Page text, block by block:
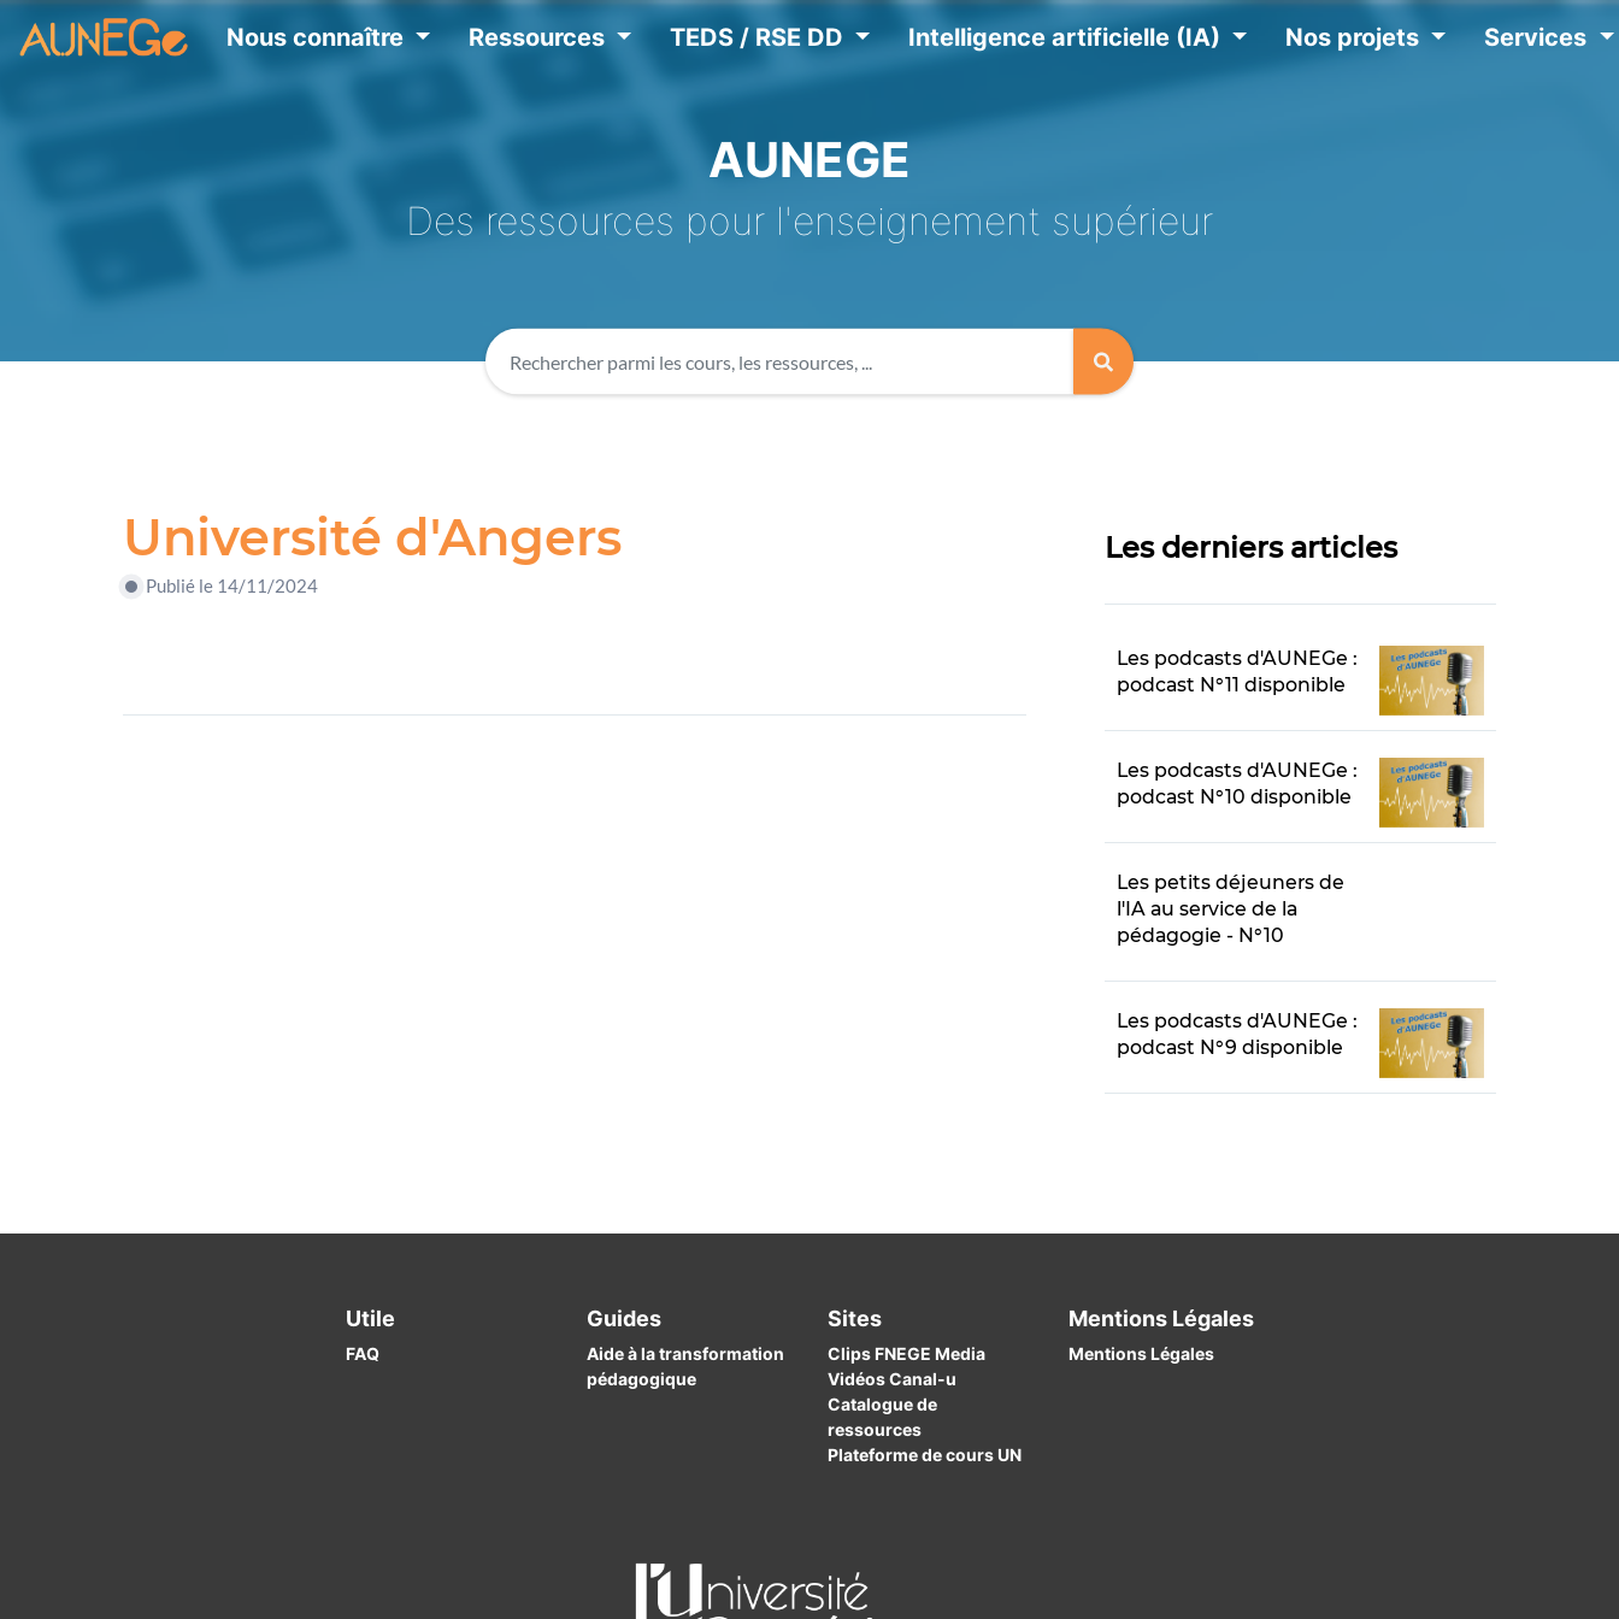
Nous connaître Ressources TEDS / RSE DD Intelligence artificielle (IA) Nos projets Services
AUNEGE
Des ressources pour l'enseignement supérieur
Université d'Angers
Publié le 14/11/2024
Les derniers articles
Les podcasts d'AUNEGe :
podcast N°11 disponible
Les podcasts d'AUNEGe :
podcast N°10 disponible
Les petits déjeuners de
l'IA au service de la
pédagogie - N°10
Les podcasts d'AUNEGe :
podcast N°9 disponible
Utile
FAQ
Guides
Aide à la transformation
pédagogique
Sites
Clips FNEGE Media
Vidéos Canal-u
Catalogue de
ressources
Plateforme de cours UN
Mentions Légales
Mentions Légales